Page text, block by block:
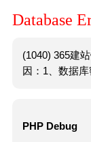
Database
(1040) 365建
因：1、数据
PHP Debug